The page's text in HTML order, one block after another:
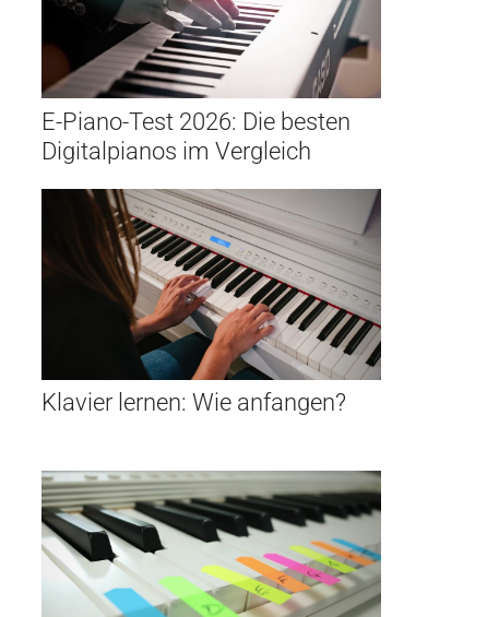
E-Piano-Test 2026: Die besten
Digitalpianos im Vergleich
Klavier lernen: Wie anfangen?